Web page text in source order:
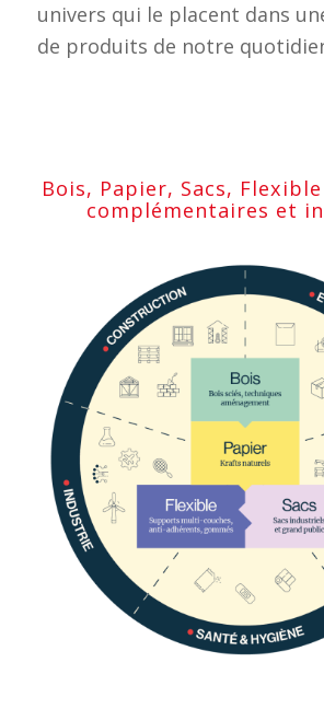
univers qui le placent dans
de produits de notre
Bois, Papier, Sacs,
complémentaires et